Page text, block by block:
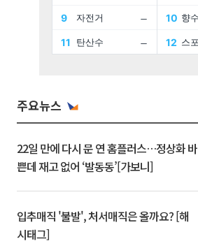
주요뉴스
22일 만에 다시 문 연 홈플러스…정상화 바
쁜데 재고 없어 ‘발동동’[가보니]
입추매직 '불발', 처서매직은 올까요? [해
시태그]